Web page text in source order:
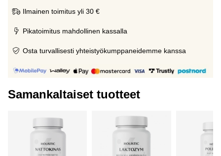
Ilmainen toimitus yli 30 €
Pikatoimitus mahdollinen kassalla
Osta turvallisesti yhteistyökumppaneidemme kanssa
Samankaltaiset tuotteet